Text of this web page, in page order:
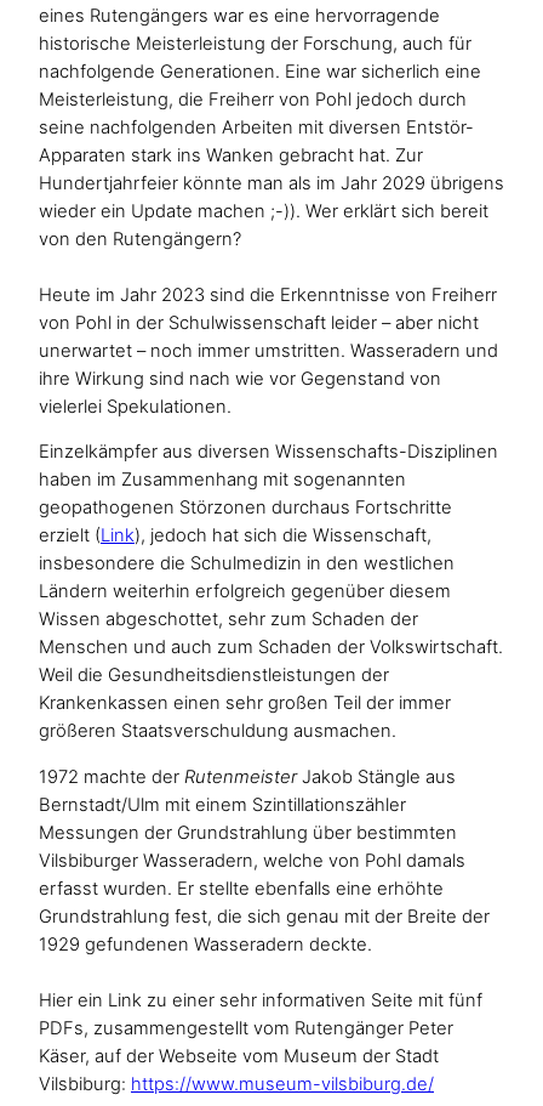
eines Rutengängers war es eine hervorragende
historische Meisterleistung der Forschung, auch für
nachfolgende Generationen. Eine war sicherlich eine
Meisterleistung, die Freiherr von Pohl jedoch durch
seine nachfolgenden Arbeiten mit diversen Entstör-
Apparaten stark ins Wanken gebracht hat. Zur
Hundertjahrfeier könnte man als im Jahr 2029 übrigens
wieder ein Update machen ;-)). Wer erklärt sich bereit
von den Rutengängern?
Heute im Jahr 2023 sind die Erkenntnisse von Freiherr
von Pohl in der Schulwissenschaft leider – aber nicht
unerwartet – noch immer umstritten. Wasseradern und
ihre Wirkung sind nach wie vor Gegenstand von
vielerlei Spekulationen.
Einzelkämpfer aus diversen Wissenschafts-Disziplinen
haben im Zusammenhang mit sogenannten
geopathogenen Störzonen durchaus Fortschritte
erzielt (Link), jedoch hat sich die Wissenschaft,
insbesondere die Schulmedizin in den westlichen
Ländern weiterhin erfolgreich gegenüber diesem
Wissen abgeschottet, sehr zum Schaden der
Menschen und auch zum Schaden der Volkswirtschaft.
Weil die Gesundheitsdienstleistungen der
Krankenkassen einen sehr großen Teil der immer
größeren Staatsverschuldung ausmachen.
1972 machte der RutenmeisterJakob Stängle aus
Bernstadt/Ulm mit einem Szintillationszähler
Messungen der Grundstrahlung über bestimmten
Vilsbiburger Wasseradern, welche von Pohl damals
erfasst wurden. Er stellte ebenfalls eine erhöhte
Grundstrahlung fest, die sich genau mit der Breite der
1929 gefundenen Wasseradern deckte.
Hier ein Link zu einer sehr informativen Seite mit fünf
PDFs, zusammengestellt vom Rutengänger Peter
Käser, auf der Webseite vom Museum der Stadt
Vilsbiburg: https://www.museum-vilsbiburg.de/